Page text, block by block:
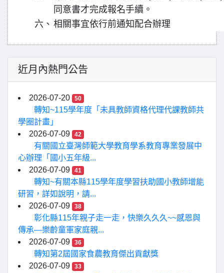
同意書才完成報名手續。
六、 相關事宜依行前通知配合辦理
近月內熱門公告
2026-07-20 50
轉知~115學年度「未具教師資格代理代課教師共
學圈計畫」
2026-07-09
42
有關國立臺灣師範大學教育學系教育專業發展中
心辦理「國小五年級...
2026-07-09
41
轉知~有關本縣115學年度學習扶助國小教師增能
研習，詳如說明，請...
2026-07-09
38
彰化縣115年親子走一走，快樂久久久~~感恩與
傳承—樂齡童軍家庭親...
2026-07-09
36
轉知第2屆國家食農教育傑出貢獻獎
2026-07-09
33